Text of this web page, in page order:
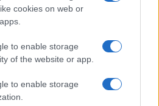
cookies on web or
to enable storage
of the website or app.
to enable storage